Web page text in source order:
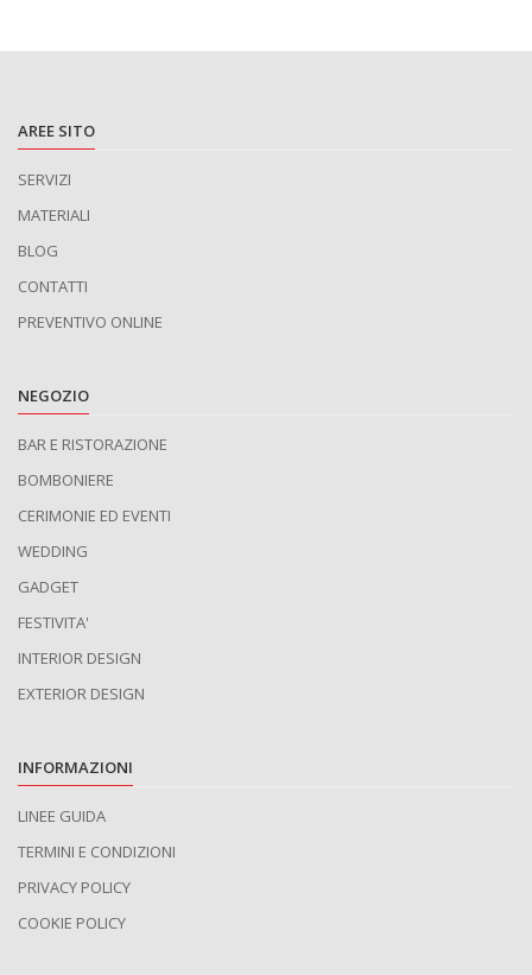
AREE SITO
SERVIZI
MATERIALI
BLOG
CONTATTI
PREVENTIVO ONLINE
NEGOZIO
BAR E RISTORAZIONE
BOMBONIERE
CERIMONIE ED EVENTI
WEDDING
GADGET
FESTIVITA'
INTERIOR DESIGN
EXTERIOR DESIGN
INFORMAZIONI
LINEE GUIDA
TERMINI E CONDIZIONI
PRIVACY POLICY
COOKIE POLICY